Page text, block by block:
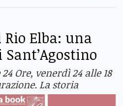
Elba: una
Ore, venerdì 24 alle 18
La storia